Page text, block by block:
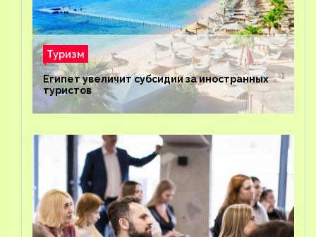
Туризм
Египет увеличит субсидии за иностранных
туристов